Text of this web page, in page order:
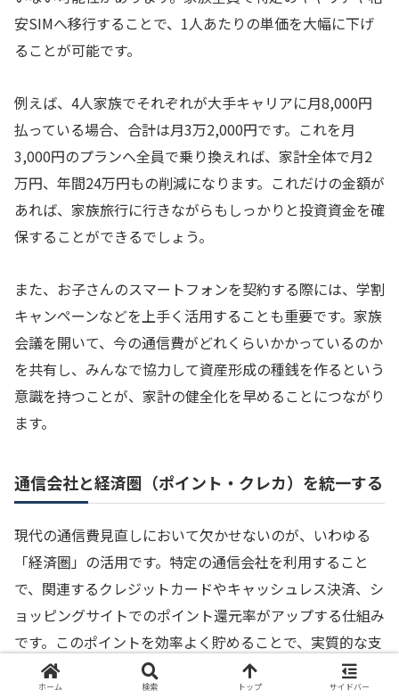
安SIMへ移行することで、1人あたりの単価を大幅に下げ
ることが可能です。
例えば、4人家族でそれぞれが大手キャリアに月8,000円
払っている場合、合計は月3万2,000円です。これを月
3,000円のプランへ全員で乗り換えれば、家計全体で月2
万円、年間24万円もの削減になります。これだけの金額が
あれば、家族旅行に行きながらもしっかりと投資資金を確
保することができるでしょう。
また、お子さんのスマートフォンを契約する際には、学割
キャンペーンなどを上手く活用することも重要です。家族
会議を開いて、今の通信費がどれくらいかかっているのか
を共有し、みんなで協力して資産形成の種銭を作るという
意識を持つことが、家計の健全化を早めることにつながり
ます。
通信会社と経済圏（ポイント・クレカ）を統一する
現代の通信費見直しにおいて欠かせないのが、いわゆる
「経済圏」の活用です。特定の通信会社を利用すること
で、関連するクレジットカードやキャッシュレス決済、シ
ョッピングサイトでのポイント還元率がアップする仕組み
です。このポイントを効率よく貯めることで、実質的な支
出をさらに抑えることができます。
ホーム 検索 トップ サイドバー